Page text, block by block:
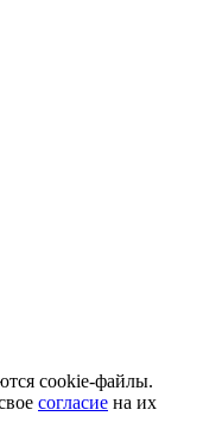
cookie-файлы.
согласие на их